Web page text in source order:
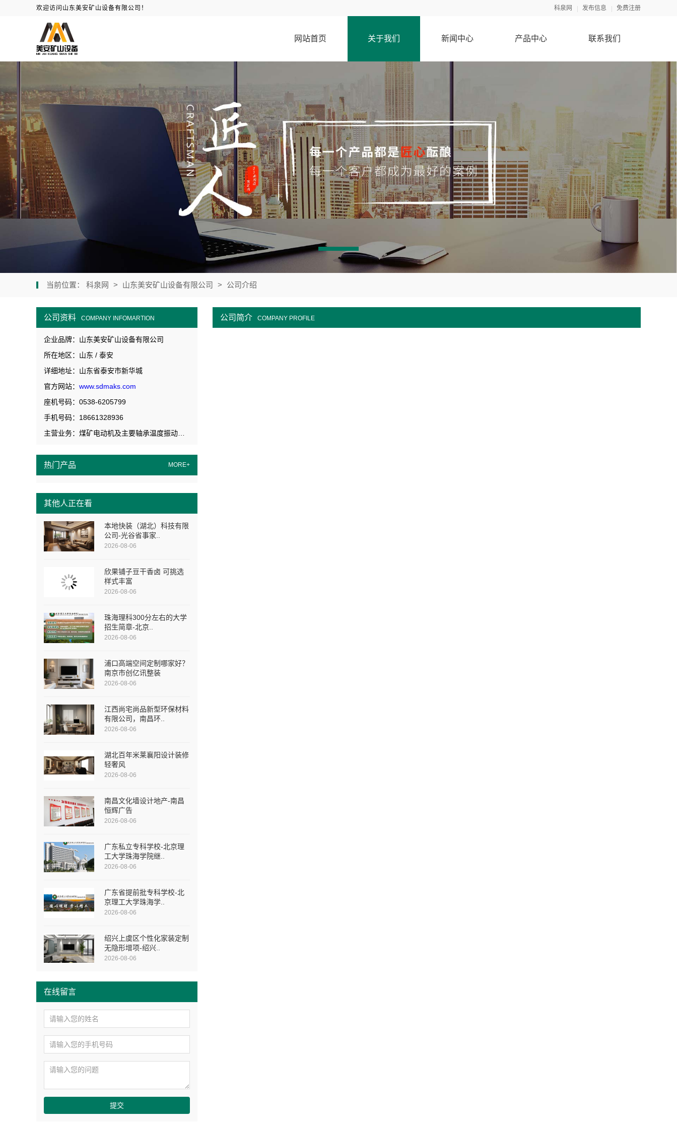
欢迎访问山东美安矿山设备有限公司！ 科泉网 发布信息 免费注册
网站首页 关于我们 新闻中心 产品中心 联系我们
当前位置： 科泉网 > 山东美安矿山设备有限公司 > 公司介绍
公司资料 COMPANY INFOMARTION
企业品牌：山东美安矿山设备有限公司
所在地区：山东 / 泰安
详细地址：山东省泰安市新华城
官方网站： www.sdmaks.com
座机号码：0538-6205799
手机号码：18661328936
热门产品 MORE+
其他人正在看
本地快装（湖北）科技有限
公司-光谷省事家..
2026-08-06
欣果铺子豆干香卤 可挑选
样式丰富
2026-08-06
珠海理科300分左右的大学
招生简章-北京..
2026-08-06
浦口高端空间定制哪家好？
南京市创亿讯整装
2026-08-06
江西尚宅尚品新型环保材料
有限公司，南昌环..
2026-08-06
湖北百年米莱襄阳设计装修
轻奢风
2026-08-06
南昌文化墙设计地产-南昌
恒辉广告
2026-08-06
广东私立专科学校-北京理
工大学珠海学院继..
2026-08-06
广东省提前批专科学校-北
京理工大学珠海学..
2026-08-06
绍兴上虞区个性化家装定制
无隐形增项-绍兴..
2026-08-06
在线留言
提交
公司简介 COMPANY PROFILE